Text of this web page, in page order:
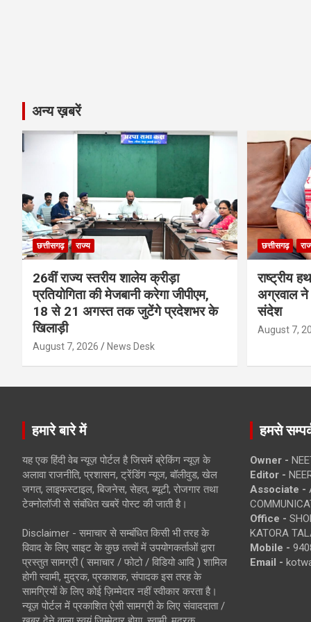
अन्य ख़बरें
छत्तीसगढ़ राज्य
26वीं राज्य स्तरीय शालेय क्रीड़ा
प्रतियोगिता की मेजबानी करेगा जीपीएम,
18 से 21 अगस्त तक जुटेंगे प्रदेशभर के
खिलाड़ी
August 7, 2026 News Desk
छत्तीसगढ़
राष्ट्रीय
अग्रवाल ने
संदेश
August 7,
हमारे बारे में
यह एक हिंदी वेब न्यूज़ पोर्टल है जिसमें ब्रेकिंग न्यूज़ के
अलावा राजनीति, प्रशासन, ट्रेंडिंग न्यूज, बॉलीवुड, खेल
जगत, लाइफस्टाइल, बिजनेस, सेहत, ब्यूटी, रोजगार तथा
टेक्नोलॉजी से संबंधित खबरें पोस्ट की जाती है।
Disclaimer - समाचार से सम्बंधित किसी भी तरह के
विवाद के लिए साइट के कुछ तत्वों में उपयोगकर्ताओं द्वारा
प्रस्तुत सामग्री ( समाचार / फोटो / विडियो आदि ) शामिल
होगी स्वामी, मुद्रक, प्रकाशक, संपादक इस तरह के
सामग्रियों के लिए कोई ज़िम्मेदार नहीं स्वीकार करता है।
न्यूज़ पोर्टल में प्रकाशित ऐसी सामग्री के लिए संवाददाता /
हमसे
Owner -
Editor -
Associate -
Office -
KATORA
Mobile -
Email -